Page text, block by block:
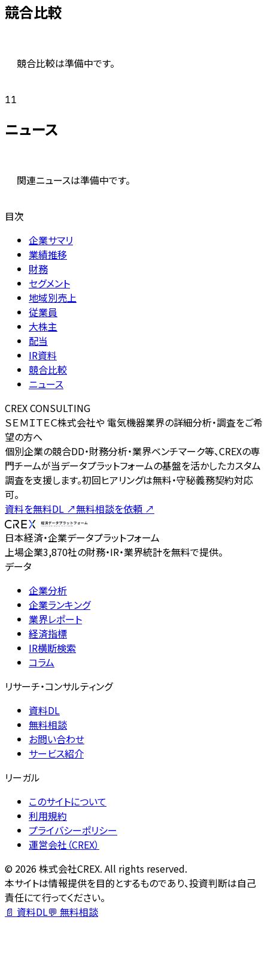
競合比較
競合比較は準備中です。
11
ニュース
関連ニュースは準備中です。
目次
企業サマリ
業績推移
財務
セグメント
地域別売上
従業員
大株主
配当
IR資料
競合比較
ニュース
CREX CONSULTING
ＳＥＭＩＴＥＣ株式会社や 電気機器業界の詳細分析・調査をご希
望の方へ
個別企業の競合DD・財務分析・業界ベンチマーク等、CREXの専
門チームが当データプラットフォームの基盤を活かしたカスタム
調査を支援します。初回ヒアリングは無料・守秘義務契約対応
可。
資料を無料DL ↗無料相談を依頼 ↗
日本経済・企業データプラットフォーム
上場企業3,870社の財務・IR・業界統計を無料で提供。
データ
企業分析
企業ランキング
業界レポート
経済指標
IR横断検索
コラム
リサーチ・コンサルティング
資料DL
無料相談
お問い合わせ
サービス紹介
リーガル
このサイトについて
利用規約
プライバシーポリシー
運営会社（CREX）
© 2026株式会社CREX. All rights reserved.
本サイトは情報提供を目的とするものであり、投資判断は自己
責任にて行ってください。
📄 資料DL💬 無料相談